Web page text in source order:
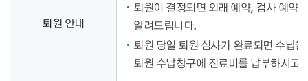
퇴원 안내
퇴원이 결정되면 외래 예약, 검사 예약
알려드립니다.
퇴원 당일 퇴원 심사가 완료되면 수납
퇴원 수납창구에 진료비를 납부하시고